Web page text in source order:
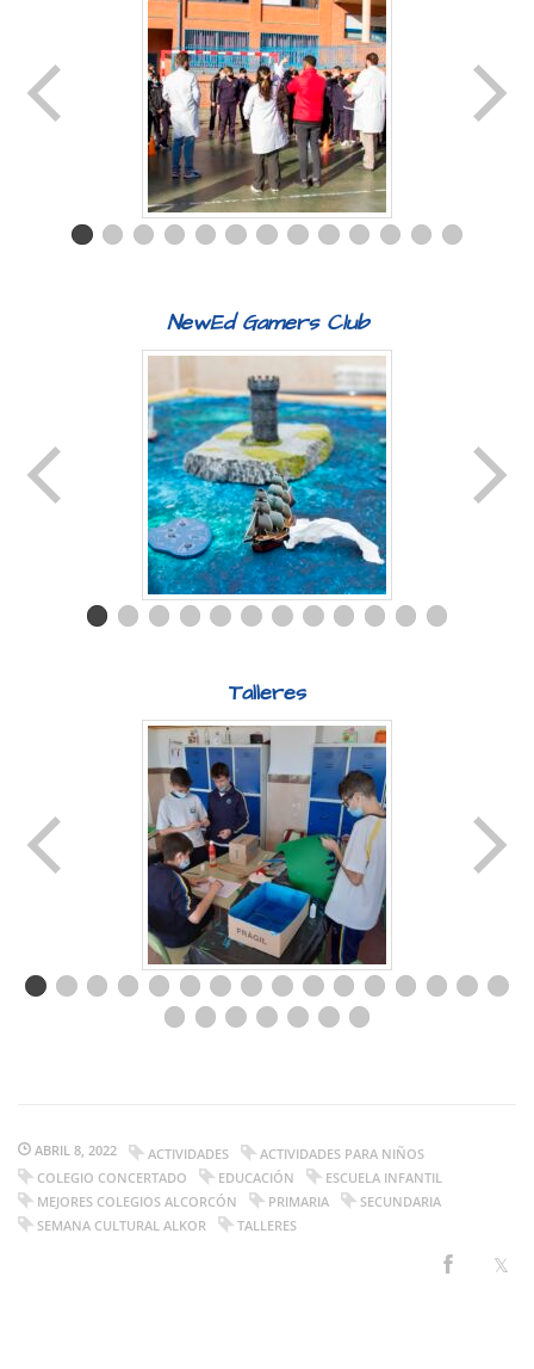
NewEd Gamers Club
Talleres
ABRIL 8, 2022 ACTIVIDADES
ACTIVIDADES PARA NIÑOS
COLEGIO CONCERTADO
EDUCACIÓN
ESCUELA INFANTIL
MEJORES COLEGIOS ALCORCÓN
PRIMARIA
SECUNDARIA
SEMANA CULTURAL ALKOR
TALLERES